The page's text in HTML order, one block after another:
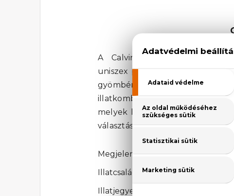
A Calvin Klein CK
uniszex parfüm azonnal rabul
gyömbér, a nyugtató kék tea
illatkombinációt alkotnak. A
melyek hosszan tartó, kellemes
választás mindennapos
Megjelenési év: 2020
Illatcsalád: Citrus-aromás
Illatjegyek: Narancs, gyömbér,